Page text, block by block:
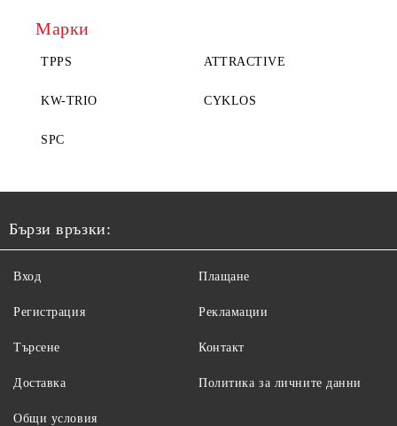
Марки
TPPS ATTRACTIVE
KW-TRIO CYKLOS
SPC
Бързи връзки:
Вход
Регистрация
Търсене
Доставка
Плащане
Рекламации
Контакт
Политика за личните данни
Общи условия